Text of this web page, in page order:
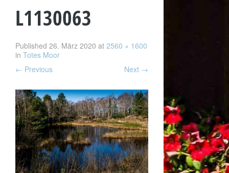
L1130063
Published 26. März 2020 at 2560 × 1600
in Totes Moor
← Previous Next →